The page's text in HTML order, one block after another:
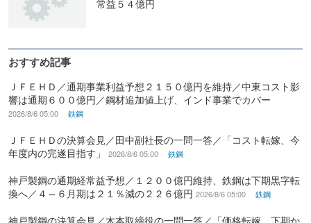
常益５４億円
おすすめ記事
ＪＦＥＨＤ／通期事業利益予想２１５０億円を維持／中東コスト影
響は通期６００億円／鋼材追加値上げ、インド事業でカバー
2026/8/6 05:00 鉄鋼
ＪＦＥＨＤの決算会見／田中副社長の一問一答／「コスト転嫁、今
年度内の完遂目指す」
2026/8/6 05:00 鉄鋼
神戸製鋼の通期経常益予想／１２００億円維持、鉄鋼は下期黒字転
換へ／４～６月期は２１％減の２２６億円 2026/8/6 05:00 鉄鋼